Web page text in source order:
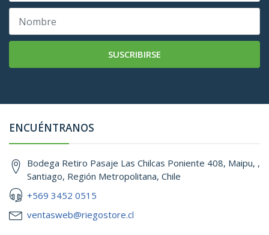
SUSCRIBIRSE
ENCUÉNTRANOS
Bodega Retiro Pasaje Las Chilcas Poniente 408, Maipu, ,
Santiago, Región Metropolitana, Chile
+569 3452 0515
ventasweb@riegostore.cl